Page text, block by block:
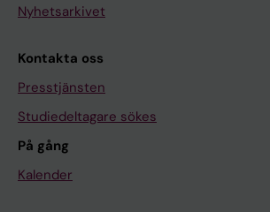
Nyhetsarkivet
Kontakta oss
Presstjänsten
Studiedeltagare sökes
På gång
Kalender